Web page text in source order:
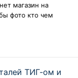
магазин на
фото кто чем
ТИГ-ом и